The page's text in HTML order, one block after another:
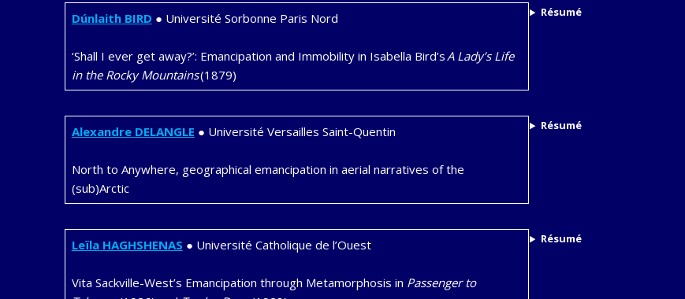
Dúnlaith BIRD ● Université Sorbonne Paris Nord
‘Shall I ever get away?’: Emancipation and Immobility in Isabella Bird’sA Lady’s Life
in the Rocky Mountains(1879)
Résumé
Alexandre DELANGLE ● Université Versailles Saint-Quentin
North to Anywhere, geographical emancipation in aerial narratives of the
(sub)Arctic
Résumé
Leïla HAGHSHENAS ● Université Catholique de l’Ouest
Vita Sackville-West’s Emancipation through Metamorphosis in Passenger to
Résumé